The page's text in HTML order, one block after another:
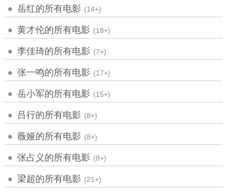
岳红的所有电影 (14+)
黄才伦的所有电影 (18+)
李佳琦的所有电影 (7+)
张一鸣的所有电影 (17+)
岳小军的所有电影 (15+)
吕行的所有电影 (8+)
薇娅的所有电影 (8+)
张占义的所有电影 (8+)
梁超的所有电影 (21+)